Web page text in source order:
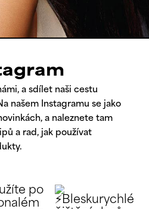
a sdílet naši cestu
našem Instagramu se jako
a naleznete tam
a rad, jak používat